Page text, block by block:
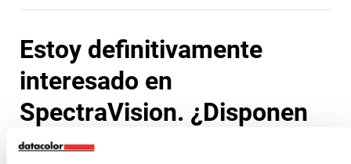
Estoy definitivamente
interesado en
SpectraVision. ¿Disponen
de un folleto llamativo con